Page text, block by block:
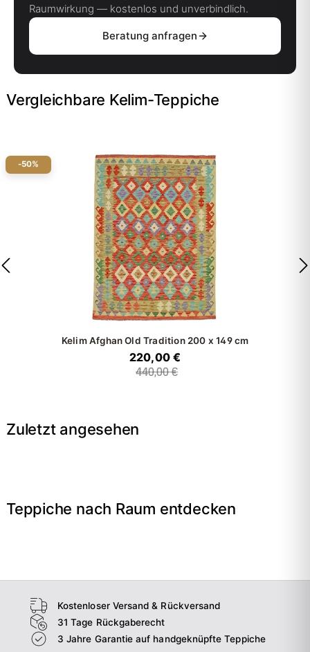
Raumwirkung — kostenlos und unverbindlich.
Beratung anfragen
Vergleichbare Kelim-Teppiche
-50%
Kelim Afghan Old Tradition 200 x 149 cm
220,00 €
440,00 €
Zuletzt angesehen
Teppiche nach Raum entdecken
Wohnzimmer
Kostenloser Versand & Rückversand
31 Tage Rückgaberecht
3 Jahre Garantie auf handgeknüpfte Teppiche